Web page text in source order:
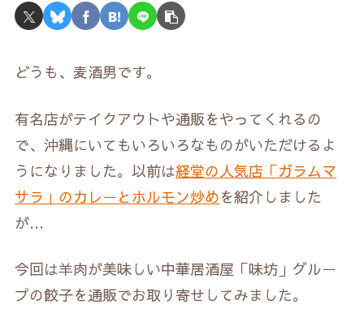
どうも、麦酒男です。
有名店がテイクアウトや通販をやってくれるの
で、沖縄にいてもいろいろなものがいただけるよ
うになりました。以前は経堂の人気店「ガラムマ
サラ」のカレーとホルモン炒めを紹介しました
が…
今回は羊肉が美味しい中華居酒屋「味坊」グルー
プの餃子を通販でお取り寄せしてみました。